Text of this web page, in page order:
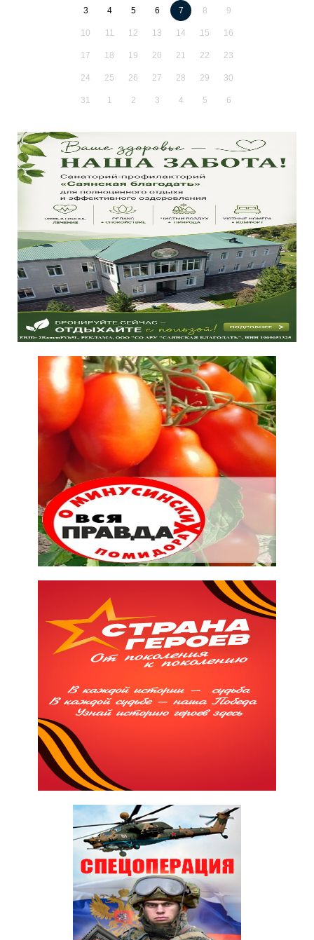
3 4 5 6 7 8 9
10 11 12 13 14 15 16
17 18 19 20 21 22 23
24 25 26 27 28 29 30
31 1 2 3 4 5 6